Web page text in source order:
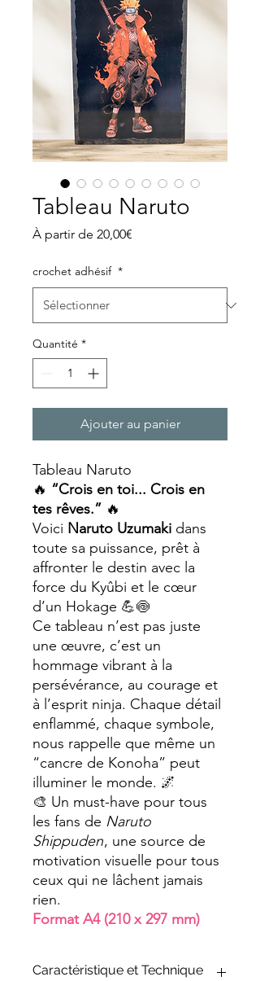
Tableau Naruto
À partir de 20,00€
crochet adhésif *
Quantité *
Ajouter au panier
Tableau Naruto
🔥 “Crois en toi... Crois en
tes rêves.” 🔥
Voici Naruto Uzumaki dans
toute sa puissance, prêt à
affronter le destin avec la
force du Kyûbi et le cœur
d’un Hokage 💪🍥
Ce tableau n’est pas juste
une œuvre, c’est un
hommage vibrant à la
persévérance, au courage et
à l’esprit ninja. Chaque détail
enflammé, chaque symbole,
nous rappelle que même un
“cancre de Konoha” peut
illuminer le monde. 🌌
🎨 Un must-have pour tous
les fans de Naruto
Shippuden, une source de
motivation visuelle pour tous
ceux qui ne lâchent jamais
rien.
Format A4 (210 x 297 mm)
Caractéristique et Technique